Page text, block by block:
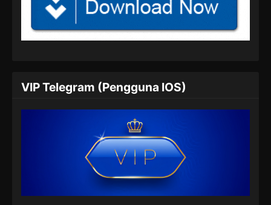
Against the Sky Supreme Episode 316
Eps 316 - Against the Sky Supreme Episode
Against the Sky Supreme Episode 317
Subtitle Indonesia
Eps 317 - Against the Sky Supreme Episode
317 Subtitle Indonesia - Juli 8, 2024
Against the Sky Supreme Episode 318
Subtitle Indonesia
Eps 318 - Against the Sky Supreme Episode
318 Subtitle Indonesia - Juli 13, 2024
VIP Telegram (Pengguna IOS)